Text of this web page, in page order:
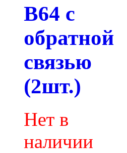
B64 с
обратной
связью
(2шт.)
Нет в
наличии